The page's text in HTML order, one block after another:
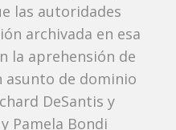
las autoridades
archivada en esa
la aprehensión de
asunto de dominio
DeSantis y
Pamela Bondi